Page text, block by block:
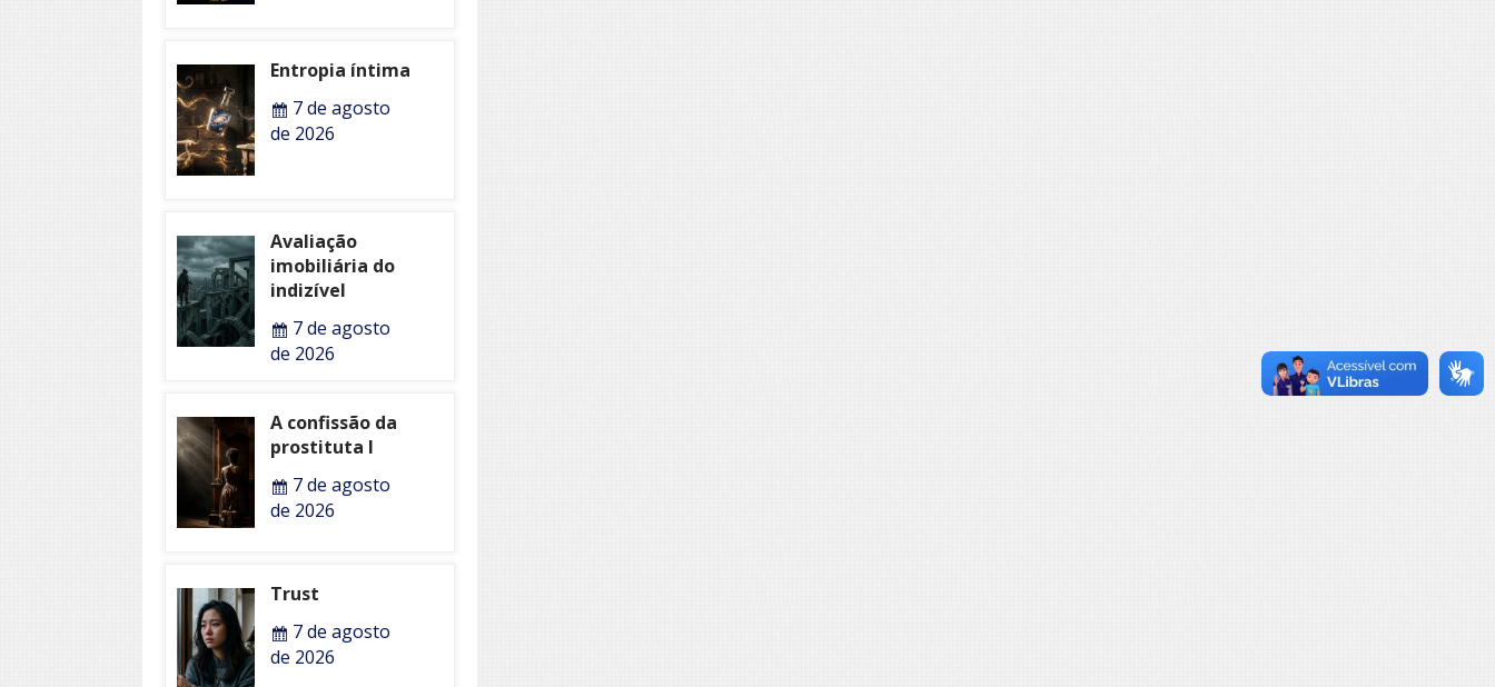
Entropia íntima
7 de agosto
de 2026
Avaliação
imobiliária do
indizível
7 de agosto
de 2026
A confissão da
prostituta I
7 de agosto
de 2026
Trust
7 de agosto
de 2026